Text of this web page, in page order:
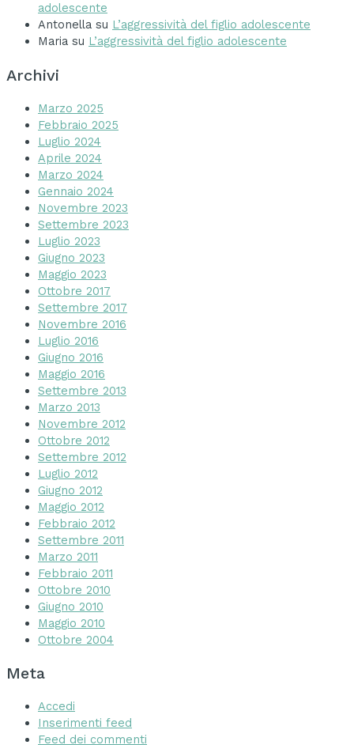
adolescente
Antonella su L’aggressività del figlio adolescente
Maria su L’aggressività del figlio adolescente
Archivi
Marzo 2025
Febbraio 2025
Luglio 2024
Aprile 2024
Marzo 2024
Gennaio 2024
Novembre 2023
Settembre 2023
Luglio 2023
Giugno 2023
Maggio 2023
Ottobre 2017
Settembre 2017
Novembre 2016
Luglio 2016
Giugno 2016
Maggio 2016
Settembre 2013
Marzo 2013
Novembre 2012
Ottobre 2012
Settembre 2012
Luglio 2012
Giugno 2012
Maggio 2012
Febbraio 2012
Settembre 2011
Marzo 2011
Febbraio 2011
Ottobre 2010
Giugno 2010
Maggio 2010
Ottobre 2004
Meta
Accedi
Inserimenti feed
Feed dei commenti